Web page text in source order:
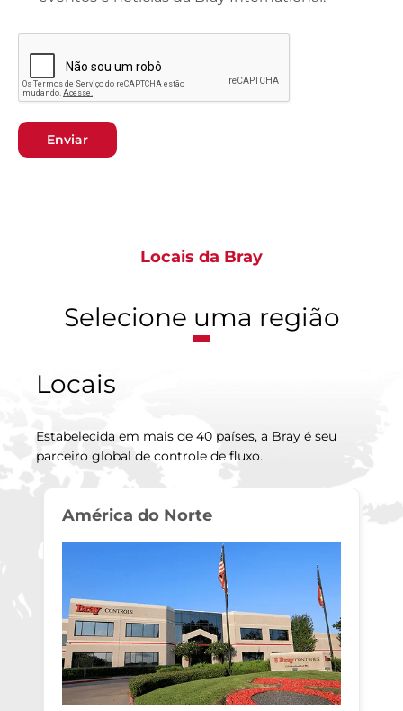
Enviar
Locais da Bray
Selecione uma região
Locais
Estabelecida em mais de 40 países, a Bray é seu
parceiro global de controle de fluxo.
América do Norte